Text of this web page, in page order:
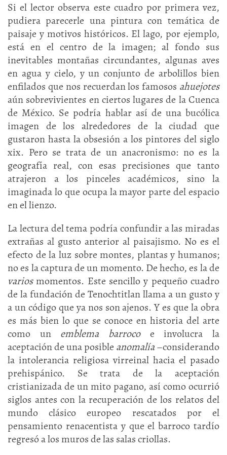
Si el lector observa este cuadro por primera vez,
pudiera parecerle una pintura con temática de
paisaje y motivos históricos. El lago, por ejemplo,
está en el centro de la imagen; al fondo sus
inevitables montañas circundantes, algunas aves
en agua y cielo, y un conjunto de arbolillos bien
enfilados que nos recuerdan los famosos ahuejotes
aún sobrevivientes en ciertos lugares de la Cuenca
de México. Se podría hablar así de una bucólica
imagen de los alrededores de la ciudad que
gustaron hasta la obsesión a los pintores del siglo
xix. Pero se trata de un anacronismo: no es la
geografía real, con esas precisiones que tanto
atrajeron a los pinceles académicos, sino la
imaginada lo que ocupa la mayor parte del espacio
en el lienzo.
La lectura del tema podría confundir a las miradas
extrañas al gusto anterior al paisajismo. No es el
efecto de la luz sobre montes, plantas y humanos;
no es la captura de un momento. De hecho, es la de
varios momentos. Este sencillo y pequeño cuadro
de la fundación de Tenochtitlan llama a un gusto y
a un código que ya nos son ajenos. Y es que la obra
es más bien lo que se conoce en historia del arte
como un emblema barroco e involucra la
aceptación de una posible anomalía–considerando
la intolerancia religiosa virreinal hacia el pasado
prehispánico. Se trata de la aceptación
cristianizada de un mito pagano, así como ocurrió
siglos antes con la recuperación de los relatos del
mundo clásico europeo rescatados por el
pensamiento renacentista y que el barroco tardío
regresó a los muros de las salas criollas.